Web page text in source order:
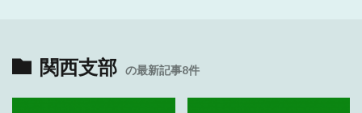
関西支部 の最新記事8件